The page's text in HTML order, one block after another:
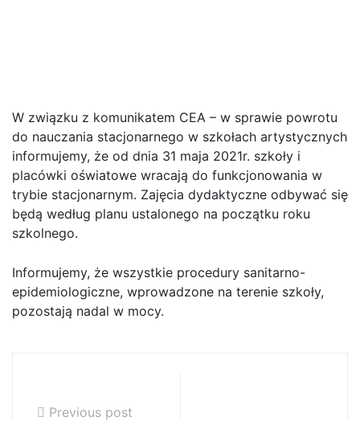
W związku z komunikatem CEA – w sprawie powrotu
do nauczania stacjonarnego w szkołach artystycznych
informujemy, że od dnia 31 maja 2021r. szkoły i
placówki oświatowe wracają do funkcjonowania w
trybie stacjonarnym. Zajęcia dydaktyczne odbywać się
będą według planu ustalonego na początku roku
szkolnego.
Informujemy, że wszystkie procedury sanitarno-
epidemiologiczne, wprowadzone na terenie szkoły,
pozostają nadal w mocy.
Previous post